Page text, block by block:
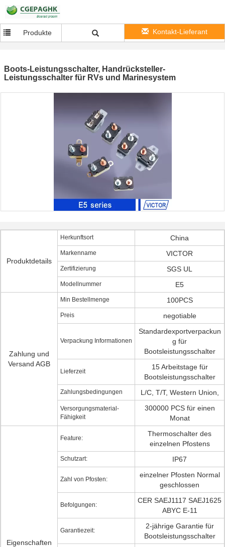
Produkte Kontakt-Lieferant
Boots-Leistungsschalter, Handrücksteller-
Leistungsschalter für RVs und Marinesystem
Produktdetails
Herkunftsort China
Markenname VICTOR
Zertifizierung SGS UL
Modellnummer E5
Zahlung und
Versand AGB
Min Bestellmenge 100PCS
Preis negotiable
Verpackung Informationen
Standardexportverpackun
g für
Bootsleistungsschalter
Lieferzeit
15 Arbeitstage für
Bootsleistungsschalter
Zahlungsbedingungen L/C, T/T, Western Union,
Versorgungsmaterial-
Fähigkeit
300000 PCS für einen
Monat
Eigenschaften
Feature:
Thermoschalter des
einzelnen Pfostens
Schutzart: IP67
Zahl von Pfosten:
einzelner Pfosten Normal
geschlossen
Befolgungen:
CER SAEJ1117 SAEJ1625
ABYC E-11
Garantiezeit:
2-jährige Garantie für
Bootsleistungsschalter